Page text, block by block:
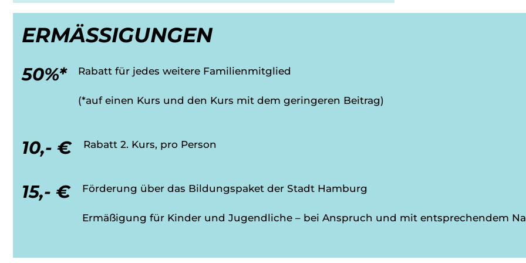
ERMÄSSIGUNGEN
50%* Rabatt für jedes weitere Familienmitglied
(*auf einen Kurs und den Kurs mit dem geringeren Beitrag)
10,- € Rabatt 2. Kurs, pro Person
15,- € Förderung über das Bildungspaket der Stadt Hamburg
Ermäßigung für Kinder und Jugendliche – bei Anspruch und mit entsprechendem